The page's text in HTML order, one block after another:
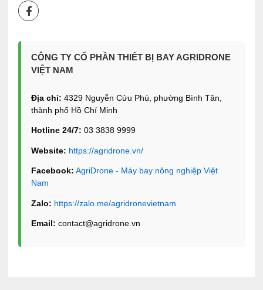
CÔNG TY CỔ PHẦN THIẾT BỊ BAY AGRIDRONE
VIỆT NAM
Địa chỉ: 4329 Nguyễn Cửu Phú, phường Bình Tân,
thành phố Hồ Chí Minh
Hotline 24/7: 03 3838 9999
Website: https://agridrone.vn/
Facebook: AgriDrone - Máy bay nông nghiệp Việt
Nam
Zalo: https://zalo.me/agridronevietnam
Email: contact@agridrone.vn